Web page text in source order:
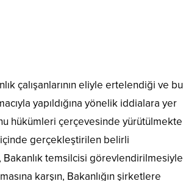
çalışanlarının eliyle ertelendiği ve bu
yapıldığına yönelik iddialara yer
hükümleri çerçevesinde yürütülmekte
içinde gerçekleştirilen belirli
temsilcisi görevlendirilmesiyle
karşın, Bakanlığın şirketlere